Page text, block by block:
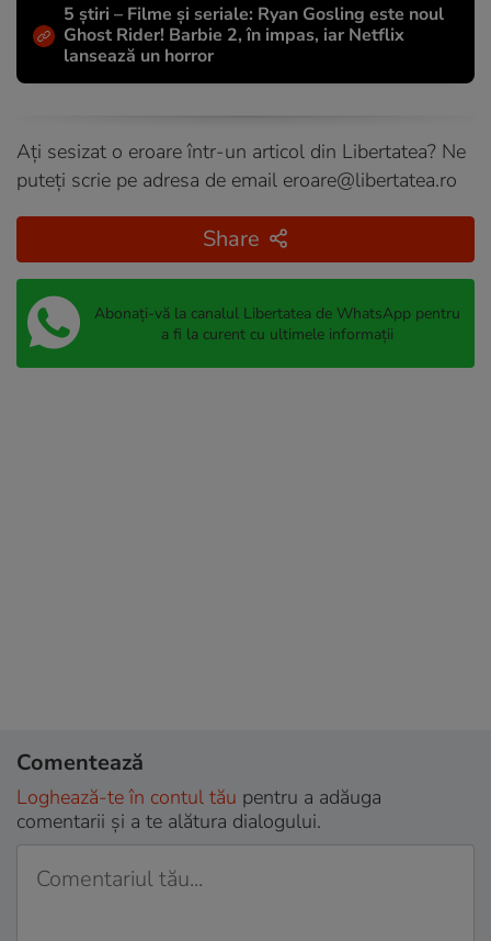
5 știri – Filme și seriale: Ryan Gosling este noul
Ghost Rider! Barbie 2, în impas, iar Netflix
lansează un horror
Ați sesizat o eroare într-un articol din Libertatea? Ne
puteți scrie pe adresa de email eroare@libertatea.ro
Share
Abonați-vă la canalul Libertatea de WhatsApp pentru
a fi la curent cu ultimele informații
Comentează
Loghează-te în contul tău pentru a adăuga
comentarii și a te alătura dialogului.